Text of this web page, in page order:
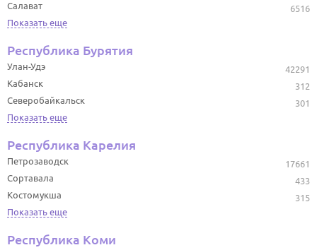
6516
Салават
Показать еще
Республика Бурятия
42291
Улан-Удэ
312
Кабанск
301
Северобайкальск
Показать еще
Республика Карелия
17661
Петрозаводск
433
Сортавала
315
Костомукша
Показать еще
Республика Коми